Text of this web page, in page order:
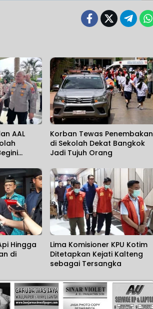
AAL
Korban Tewas Penembakan
di Sekolah Dekat Bangkok
Jadi Tujuh Orang
Hingga
di
Lima Komisioner KPU Kotim
Ditetapkan Kejati Kalteng
sebagai Tersangka